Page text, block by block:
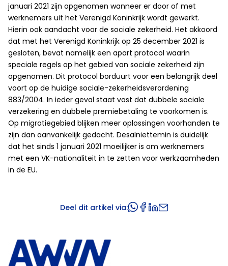
januari 2021 zijn opgenomen wanneer er door of met
werknemers uit het Verenigd Koninkrijk wordt gewerkt.
Hierin ook aandacht voor de sociale zekerheid. Het akkoord
dat met het Verenigd Koninkrijk op 25 december 2021 is
gesloten, bevat namelijk een apart protocol waarin
speciale regels op het gebied van sociale zekerheid zijn
opgenomen. Dit protocol borduurt voor een belangrijk deel
voort op de huidige sociale-zekerheidsverordening
883/2004. In ieder geval staat vast dat dubbele sociale
verzekering en dubbele premiebetaling te voorkomen is.
Op migratiegebied blijken meer oplossingen voorhanden te
zijn dan aanvankelijk gedacht. Desalniettemin is duidelijk
dat het sinds 1 januari 2021 moeilijker is om werknemers
met een VK-nationaliteit in te zetten voor werkzaamheden
in de EU.
Deel dit artikel via: